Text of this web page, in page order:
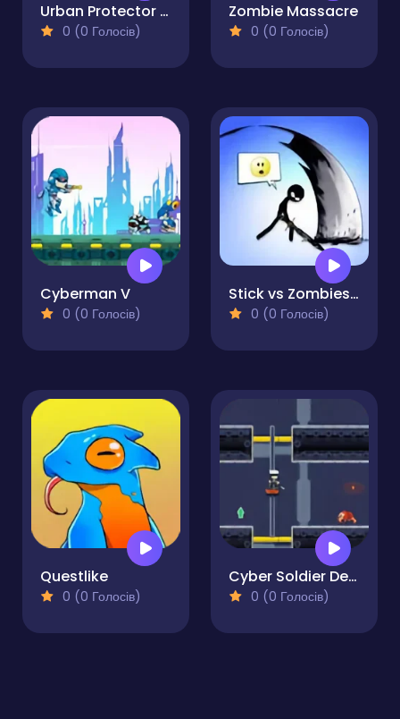
Urban Protector Pro
0 (0 Голосів)
Zombie Massacre
0 (0 Голосів)
Cyberman V
0 (0 Голосів)
Stick vs Zombies - Epic Battle
0 (0 Голосів)
Questlike
0 (0 Голосів)
Cyber Soldier Destroyer Mech
0 (0 Голосів)